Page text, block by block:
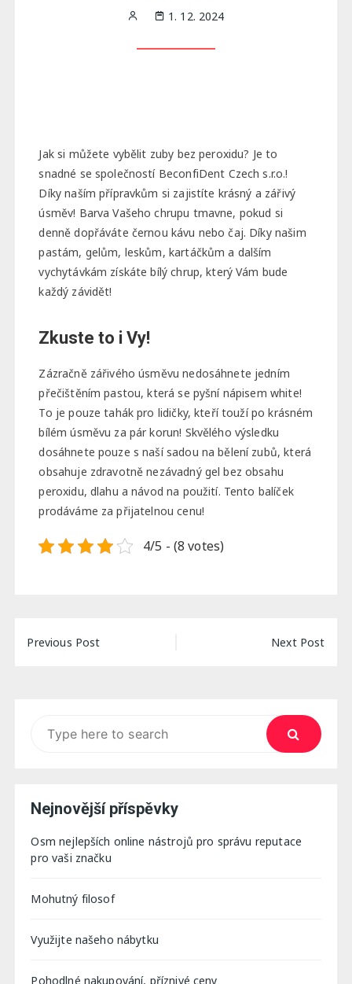
1. 12. 2024
Jak si můžete vybělit zuby bez peroxidu? Je to
snadné se společností BeconfiDent Czech s.r.o.!
Díky naším přípravkům si zajistíte krásný a zářivý
úsměv! Barva Vašeho chrupu tmavne, pokud si
denně dopřáváte černou kávu nebo čaj. Díky našim
pastám, gelům, leskům, kartáčkům a dalším
vychytávkám získáte bílý chrup, který Vám bude
každý závidět!
Zkuste to i Vy!
Zázračně zářivého úsměvu nedosáhnete jedním
přečištěním pastou, která se pyšní nápisem white!
To je pouze tahák pro lidičky, kteří touží po krásném
bílém úsměvu za pár korun! Skvělého výsledku
dosáhnete pouze s naší sadou na bělení zubů, která
obsahuje zdravotně nezávadný gel bez obsahu
peroxidu, dlahu a návod na použití. Tento balíček
prodáváme za přijatelnou cenu!
4/5 - (8 votes)
Navigace
Previous Post Next Post
Nejnovější příspěvky
Osm nejlepších online nástrojů pro správu reputace
pro vaši značku
Mohutný filosof
Využijte našeho nábytku
Pohodlné nakupování, příznivé ceny